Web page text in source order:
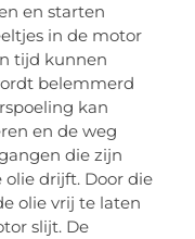
en starten
in de motor
tijd kunnen
belemmerd
kan
en de weg
die zijn
drijft. Door die
olie vrij te laten
slijt. De